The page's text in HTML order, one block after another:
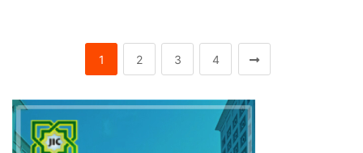
1 2 3 4